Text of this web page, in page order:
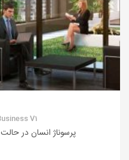
V1
پرسوناژ انسان در